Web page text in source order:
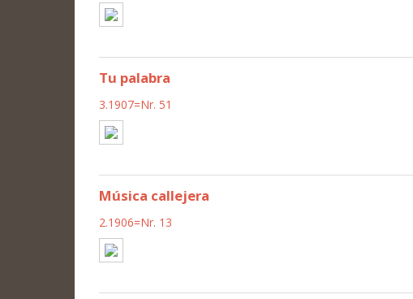
Tu palabra
3.1907=Nr. 51
Música callejera
2.1906=Nr. 13